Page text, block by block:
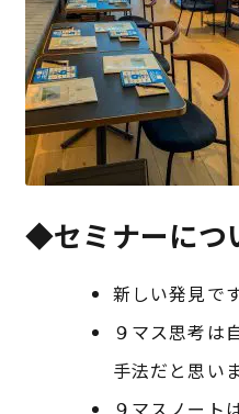
プライバシーポリシー
◆セミナーにつ
新しい発見で
９マス思考は
手法だと思い
９マスノート